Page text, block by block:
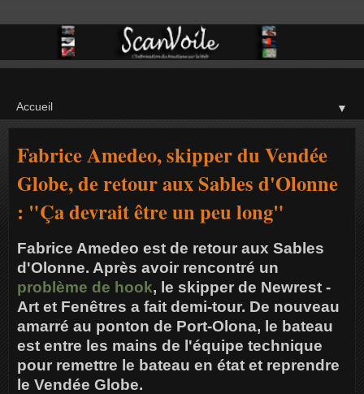
▼
Fabrice Amedeo, skipper du Vendée
Globe, de retour aux Sables d'Olonne
: "Ça devrait être un peu long"
Fabrice Amedeo est de retour aux Sables
d'Olonne. Après avoir rencontré un
problème de hook, le skipper de Newrest -
Art et Fenêtres a fait demi-tour. De nouveau
amarré au ponton de Port-Olona, le bateau
est entre les mains de l'équipe technique
pour remettre le bateau en état et reprendre
le Vendée Globe.